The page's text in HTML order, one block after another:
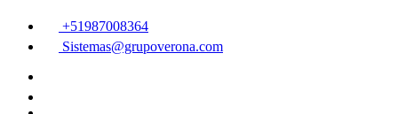
+51987008364
Sistemas@grupoverona.com